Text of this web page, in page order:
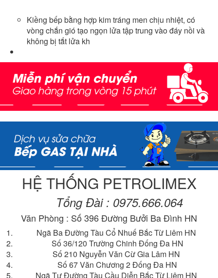
Kiềng bếp bằng hợp kim tráng men chịu nhiệt, có
vòng chắn gió tạo ngọn lửa tập trung vào đáy nồi và
không bị tắt lửa kh
HỆ THỐNG PETROLIMEX
Tổng Đài : 0975.666.064
Văn Phòng : Số 396 Đường Bưởi Ba Đình HN
Ngã Ba Đường Tàu Cổ Nhuế Bắc Từ Liêm HN
Số 36/120 Trường Chinh Đống Đa HN
Số 210 Nguyễn Văn Cừ Gia Lâm HN
Số 67 Văn Chương 2 Đống Đa HN
Ngã Tư Đường Tàu Cầu Diễn Bắc Từ Liêm HN